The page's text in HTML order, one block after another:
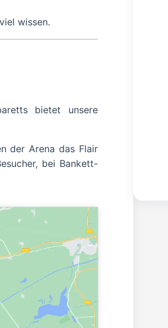
wissen.
bietet unsere
der Arena das Flair
bei Bankett-